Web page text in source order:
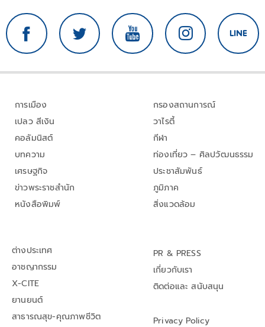
การเมือง
เปลว สีเงิน
คอลัมนิสต์
บทความ
เศรษฐกิจ
ข่าวพระราชสำนัก
หนังสือพิมพ์
กรองสถานการณ์
วาไรตี้
กีฬา
ท่องเที่ยว – ศิลปวัฒนธรรม
ประชาสัมพันธ์
ภูมิภาค
สิ่งแวดล้อม
ต่างประเทศ
อาชญากรรม
X-CITE
ยานยนต์
สาธารณสุข-คุณภาพชีวิต
PR & PRESS
เกี่ยวกับเรา
ติดต่อและ สนับสนุน
Privacy Policy